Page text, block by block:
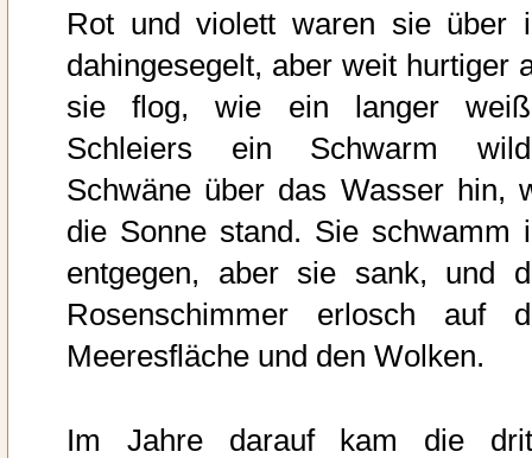
Rot und violett waren sie über
dahingesegelt, aber weit hurtiger
sie flog, wie ein langer
Schleiers ein Schwarm
Schwäne über das Wasser hin,
die Sonne stand. Sie schwamm
entgegen, aber sie sank, und
Rosenschimmer erlosch auf
Meeresfläche und den Wolken.
Im Jahre darauf kam die